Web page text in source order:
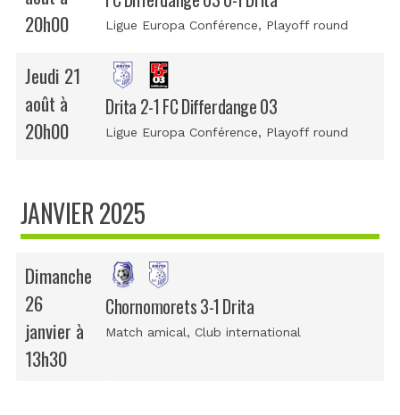
20h00
Ligue Europa Conférence, Playoff round
Jeudi 21
août à
20h00
Drita 2-1 FC Differdange 03
Ligue Europa Conférence, Playoff round
JANVIER 2025
Dimanche
26
janvier à
13h30
Chornomorets 3-1 Drita
Match amical, Club international